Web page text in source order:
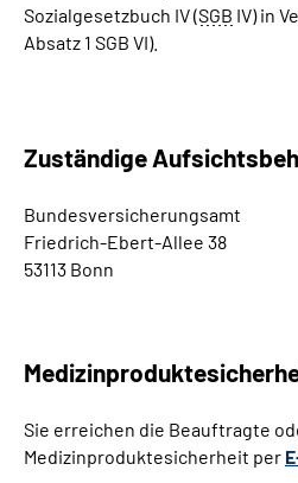
Gebärdensprache
Sozialgesetzbuch IV (SGB IV) in
Absatz 1 SGB VI).
Zuständige
Bundesversicherungsamt
Friedrich-Ebert-Allee 38
53113 Bonn
Sie erreichen die Beauftragte
Medizinproduktesicherheit per